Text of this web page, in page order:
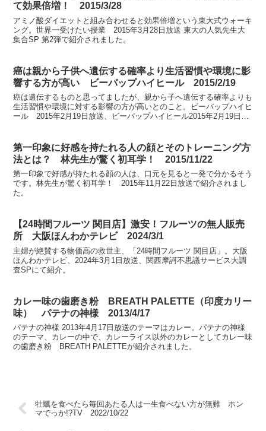
て効果倍増！ 2015/3/28
アミノ酸ダイエットと組み合わせると効果倍増という東大式ウォーキ
ング。世界一受けたい授業 2015年3月28日放送 東大の人気先生大
集合SP 第2弾で紹介されました。
癌は親から子供へ遺伝する確率より生活習慣や環境に影
響する方が高い ビーバップハイヒール 2015/2/19
癌は遺伝するものと思ってましたが、親から子へ遺伝する確率よりも
生活習慣や環境に対する影響の方が高いとのこと。ビーバップハイヒ
ール 2015年2月19日放送、ビーバップハイヒール2015年2月19日放
第一印象に好感を持たれる人の顔とそのトレーニング方
法とは？ 林先生が驚く初耳学！ 2015/11/22
第一印象で好感が持たれる顔の人は、口元を見ると一発で分かるそう
です。林先生が驚く初耳学！ 2015年11月22日放送で紹介されまし
た。
【24時間フルーツ 関目店】激安！フルーツの無人販売
所 大阪ほんわかテレビ 2024/3/1
主婦が絶賛する物価高の救世主、「24時間フルーツ 関目店」。大阪
ほんわかテレビ、2024年3月1日放送、関西摩訶不思議サービス大調
査SPにて紹介。
カレー味の歯磨き粉 BREATH PALETTE（印度カリー
味） パテナの神様 2013/4/17
パテナの神様 2013年4月17日放送のテーマはカレー。パテナの神様
のテーマ、カレーの中で、カレーライス以外のカレーとしてカレー味
の歯磨き粉 BREATH PALETTEが紹介されました。
牡蠣を食べたら毎回あたる人は一生食べない方が無難 ホン
マでっか!?TV 2022/10/22